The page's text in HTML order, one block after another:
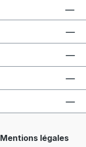
Mentions légales